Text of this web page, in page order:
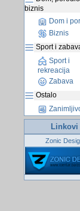
biznis
Dom i
Biznis
Sport i
Sport i
rekreacija
Zabava
Ostalo
Linkovi
Zonic